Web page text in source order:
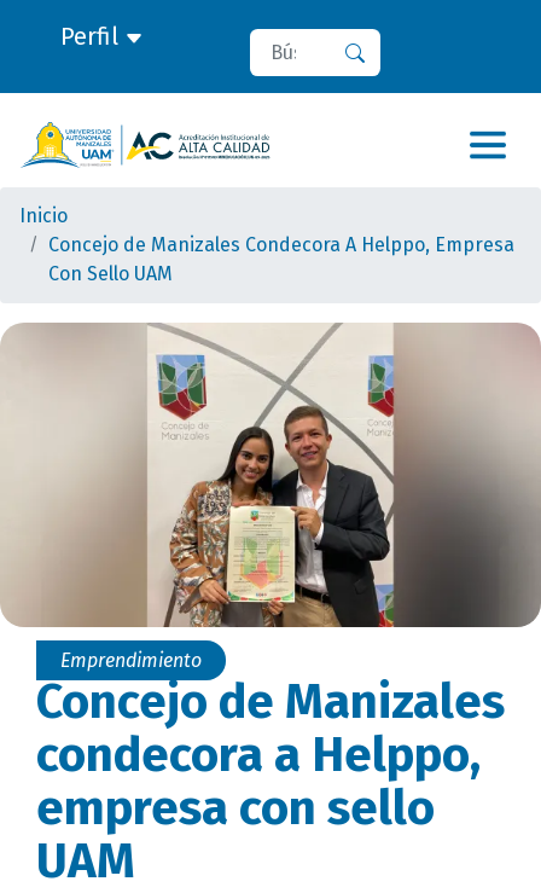
Perfil Buscar
Inicio
Concejo de Manizales Condecora A Helppo, Empresa
Con Sello UAM
Emprendimiento
Concejo de Manizales
condecora a Helppo,
empresa con sello
UAM